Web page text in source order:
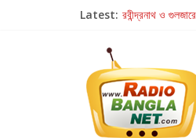
Latest: রবীন্দ্রনাথ ও
Retribution: A
হাওয়া বদলের